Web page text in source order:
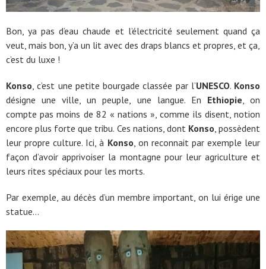
Bon, ya pas d’eau chaude et l’électricité seulement quand ça
veut, mais bon, y’a un lit avec des draps blancs et propres, et ça,
c’est du luxe !
Konso , c’est une petite bourgade classée par l’UNESCO. Konso
désigne une ville, un peuple, une langue. En Ethiopie , on
compte pas moins de 82 « nations », comme ils disent, notion
encore plus forte que tribu. Ces nations, dont Konso , possèdent
leur propre culture. Ici, à Konso , on reconnait par exemple leur
façon d’avoir apprivoiser la montagne pour leur agriculture et
leurs rites spéciaux pour les morts.
Par exemple, au décès d’un membre important, on lui érige une
statue…